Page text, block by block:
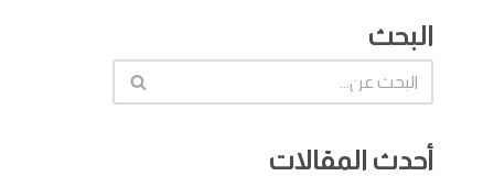
البحث
أحدث المقالات